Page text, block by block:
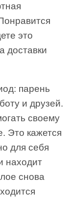
это
доставки
парень
и друзей.
своему
Это кажется
для себя
находит
снова